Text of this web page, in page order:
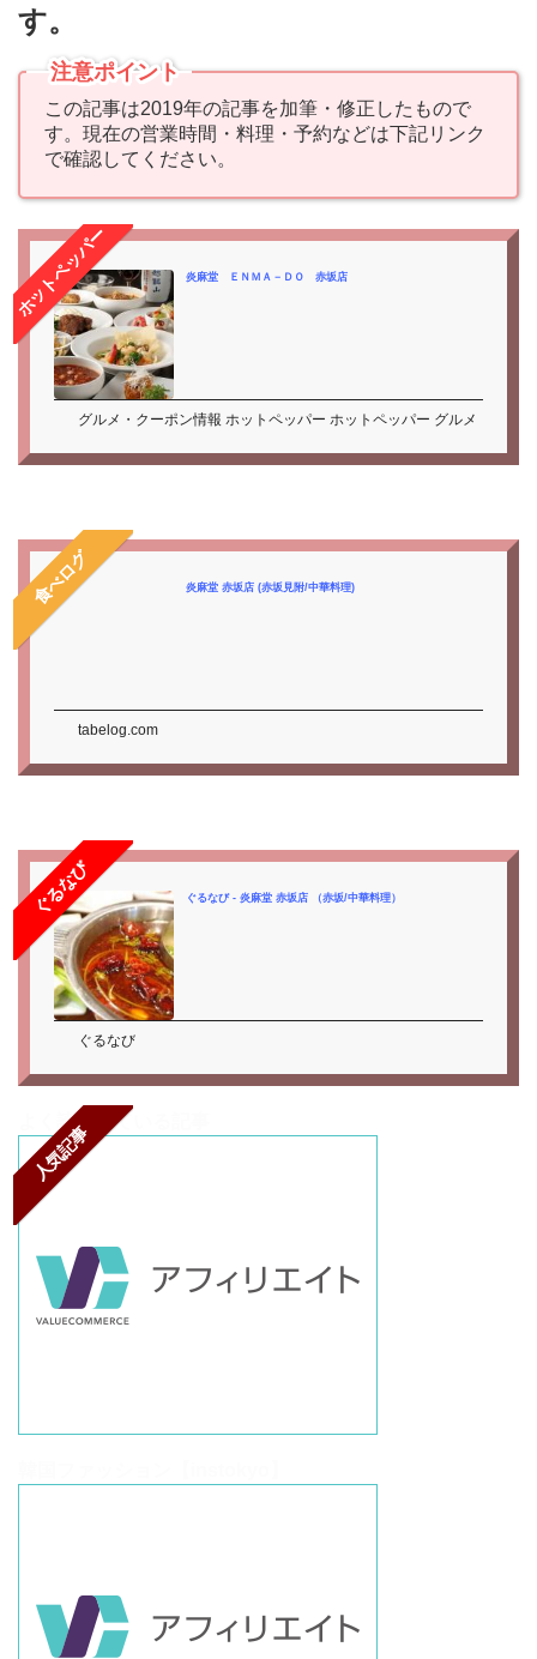
す。
注意ポイント
この記事は2019年の記事を加筆・修正したもので
す。現在の営業時間・料理・予約などは下記リンク
で確認してください。
ホットペッパー 炎麻堂 ＥＮＭＡ－ＤＯ 赤坂店
グルメ・クーポン情報 ホットペッパー ホットペッパー グルメ
食べログ 炎麻堂 赤坂店 (赤坂見附/中華料理)
tabelog.com
ぐるなび ぐるなび - 炎麻堂 赤坂店 （赤坂/中華料理）
ぐるなび
人気記事
よく読まれている記事